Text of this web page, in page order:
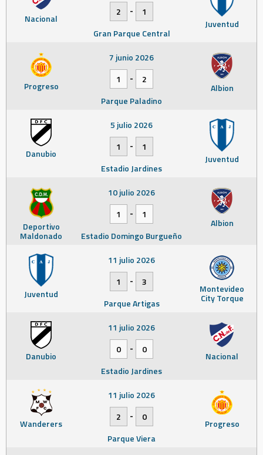
Nacional Juventud
2
-
1
Gran Parque Central
Progreso Albion
7 junio 2026
1
-
2
Parque Paladino
Danubio Juventud
5 julio 2026
1
-
1
Estadio Jardines
Deportivo
Maldonado
Albion
10 julio 2026
1
-
1
Estadio Domingo Burgueño
Juventud Montevideo
City Torque
11 julio 2026
1
-
3
Parque Artigas
Danubio Nacional
11 julio 2026
0
-
0
Estadio Jardines
Wanderers Progreso
11 julio 2026
2
-
0
Parque Viera